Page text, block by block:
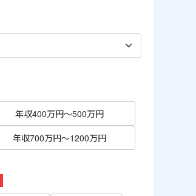
年収400万円～500万円
年収700万円～1200万円